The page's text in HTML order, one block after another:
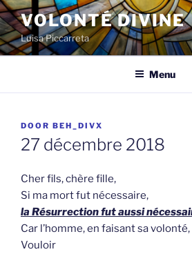
Spring
naar
de
inhoud
VOLONTÉ DIVINE
Luisa Piccarreta
Menu
GEPLAATST
OP
DOOR BEH_DIVX
27 décembre 2018
Cher fils, chère fille,
Si ma mort fut nécessaire,
la Résurrection fut aussi
Car l’homme, en faisant sa
Vouloir